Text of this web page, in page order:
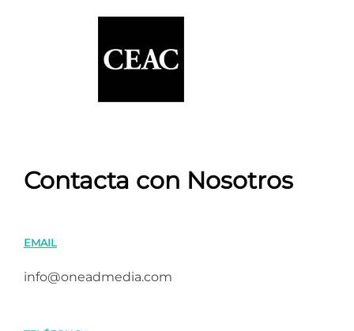
Contacta con Nosotros
EMAIL
info@oneadmedia.com